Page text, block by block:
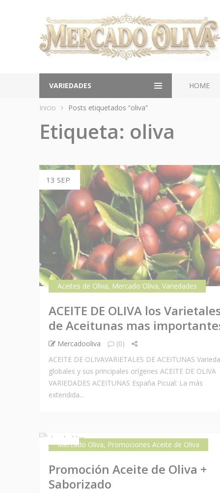
VARIEDADES HOME
Inicio Posts etiquetados “oliva”
Etiqueta: oliva
13 SEP
Aceites de Oliva, Mercado Oliva, Variedades
ACEITE DE OLIVA los
de Aceitunas mas
Mercadooliva
(0)
ACEITE DE OLIVAVARIETALES DE ACEITUNAS
globales y sus principales orígenes ACEITE DE OLIVA
VARIEDADES ACEITUNAS España Picual: La más
extendida...
26 DIC
Mercado Oliva, Promociones Aceite de Oliva
Promoción Aceite de Oliva +
Saborizado